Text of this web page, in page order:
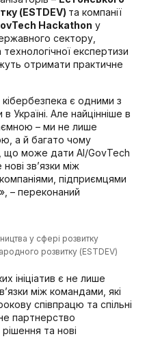
(ESTDEV) та компанії
Hackathon у
сектору,
експертизи
отримати практичне
кібербезпека є одними з
Україні. Але найцінніше в
– ми не лише
а й багато чому
що може дати AI/GovTech
зв’язки між
підприємцями
» , – переконаний
у сфері розвитку
розвитку (ESTDEV)
ініціатив є не лише
між командами, які
співпрацю та спільні
партнерство
та нові